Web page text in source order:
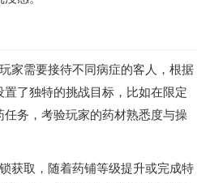
家需要接待不同病症的客人，根据
了独特的挑战目标，比如在限定
务，考验玩家的药材熟悉度与操
获取，随着药铺等级提升或完成特